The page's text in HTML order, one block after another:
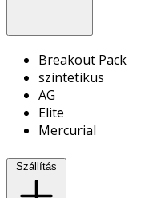
Breakout Pack
szintetikus
AG
Elite
Mercurial
Szállítás